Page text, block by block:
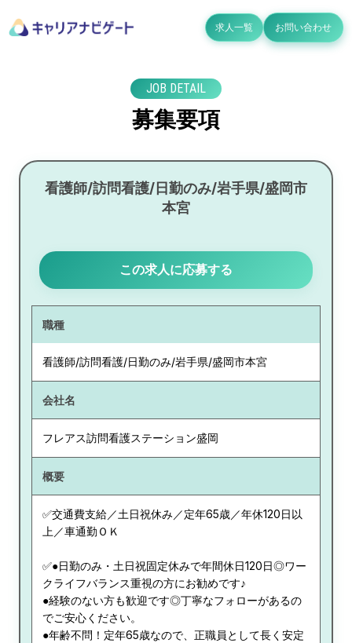
求人一覧 お問い合わせ
JOB DETAIL
募集要項
看護師/訪問看護/日勤のみ/岩手県/盛岡市
本宮
この求人に応募する
職種
看護師/訪問看護/日勤のみ/岩手県/盛岡市本宮
会社名
フレアス訪問看護ステーション盛岡
概要
✅交通費支給／土日祝休み／定年65歳／年休120日以
上／車通勤ＯＫ
✅●日勤のみ・土日祝固定休みで年間休日120日◎ワー
クライフバランス重視の方にお勧めです♪
●経験のない方も歓迎です◎丁寧なフォローがあるの
でご安心ください。
●年齢不問！定年65歳なので、正職員として長く安定